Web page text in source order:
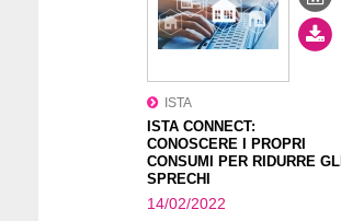
ISTA
ISTA CONNECT:
CONOSCERE I PROPRI
CONSUMI PER RIDURRE GLI
SPRECHI
14/02/2022